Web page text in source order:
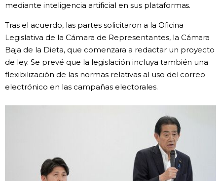
mediante inteligencia artificial en sus plataformas.
Tras el acuerdo, las partes solicitaron a la Oficina
Legislativa de la Cámara de Representantes, la Cámara
Baja de la Dieta, que comenzara a redactar un proyecto
de ley. Se prevé que la legislación incluya también una
flexibilización de las normas relativas al uso del correo
electrónico en las campañas electorales.